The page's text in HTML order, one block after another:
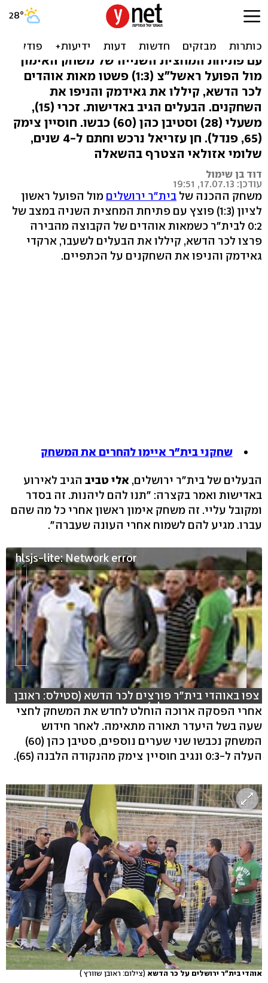
צפו: אוהדי בית"ר פרצו, טביב:
"זה מקובל עליי"
עם פתיחת המחצית השנייה של משחק האימון
מול הפועל ראשל"צ (1:3) פשטו מאות אוהדים
לכר הדשא, קיללו את גאידמק והניפו את
השחקנים. הבעלים הגיב באדישות. זכרי (15),
משעלי (28) וסטיבן כהן (60) כבשו. חוסיין צימק
(65, פנדל). חן עזריאל נרכש וחתם ל-4 שנים,
שלומי אזולאי הצטרף בהשאלה
דוד בן שימול
עודכן: 17.07.13, 19:51
משחק ההכנה של בית"ר ירושלים מול הפועל ראשון
לציון (1:3) פוצץ עם פתיחת המחצית השניה במצב של
0:2 לבית"ר כשמאות אוהדים של הקבוצה מהבירה
פרצו לכר הדשא, קיללו את הבעלים לשעבר, ארקדי
גאידמק והניפו את השחקנים על הכתפיים.
שחקני בית"ר איימו להחרים את המשחק
הבעלים של בית"ר ירושלים, אלי טביב הגיב לאירוע
באדישות ואמר בקצרה: "תנו להם ליהנות. זה בסדר
ומקובל עליי. זה משחק אימון ראשון אחרי כל מה שהם
עברו. מגיע להם לשמוח אחרי העונה שעברה".
hlsjs-lite: Network error
צפו באוהדי בית"ר פורצים לכר הדשא (סטילס: ראובן
שוורץ, וידאו: עוז מועלם)
אחרי הפסקה ארוכה הוחלט לחדש את המשחק לחצי
שעה בשל היעדר תאורה מתאימה. לאחר חידוש
המשחק נכבשו שני שערים נוספים, סטיבן כהן (60)
העלה ל-0:3 ונגיב חוסיין צימק מהנקודה הלבנה (65).
אוהדי בית"ר ירושלים על כר הדשא (צילום: ראובן שוורץ )